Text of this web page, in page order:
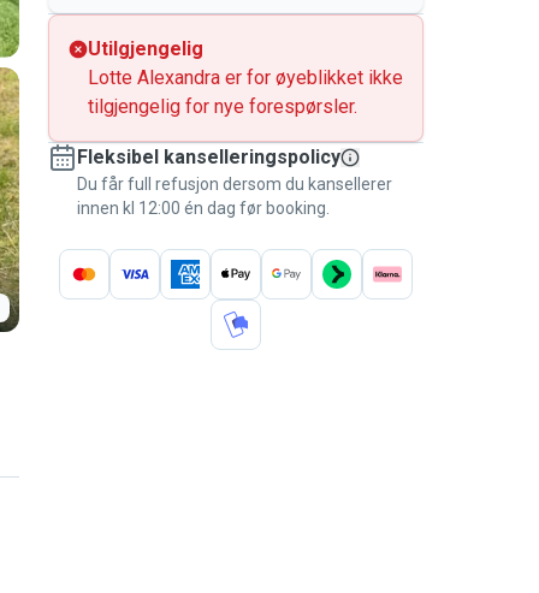
Utilgjengelig
Lotte Alexandra er for øyeblikket ikke
tilgjengelig for nye forespørsler.
Fleksibel kanselleringspolicy
Du får full refusjon dersom du kansellerer
innen kl 12:00 én dag før booking.